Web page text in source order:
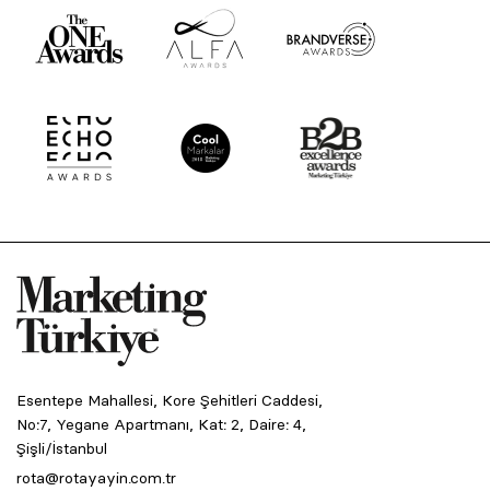
Esentepe Mahallesi, Kore Şehitleri Caddesi,
No:7, Yegane Apartmanı, Kat: 2, Daire: 4,
Şişli/İstanbul
rota@rotayayin.com.tr